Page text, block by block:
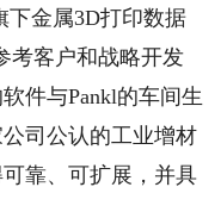
下金属3D打印数据
考客户和战略开发
件与Pankl的车间生
司公认的工业增材
靠、可扩展，并具